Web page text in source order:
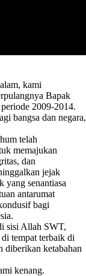
kami
Bapak
periode 2009-2014.
bangsa dan negara,
telah
memajukan
dan
jejak
yang senantiasa
antarumat
bagi
sisi Allah SWT,
tempat terbaik di
diberikan ketabahan
kenang.